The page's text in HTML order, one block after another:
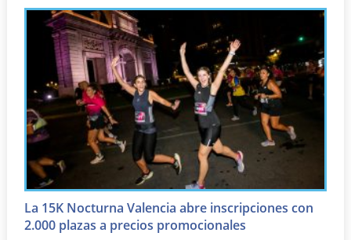
La 15K Nocturna Valencia abre inscripciones con
2.000 plazas a precios promocionales